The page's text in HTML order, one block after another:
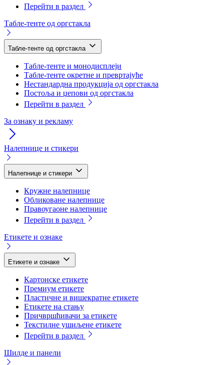
Перейти в раздел
Табле-тенте од оргстакла
Табле-тенте од оргстакла
Табле-тенте и монодисплеји
Табле-тенте окретне и превртајуће
Нестандардна продукција од оргстакла
Постоља и џепови од оргстакла
Перейти в раздел
За ознаку и рекламу
Налепнице и стикери
Налепнице и стикери
Кружне налепнице
Обликоване налепнице
Правоугаоне налепнице
Перейти в раздел
Етикете и ознаке
Етикете и ознаке
Картонске етикете
Премиум етикете
Пластичне и вишекратне етикете
Етикете на стању
Причвршћивачи за етикете
Текстилне ушиљене етикете
Перейти в раздел
Шилде и панели